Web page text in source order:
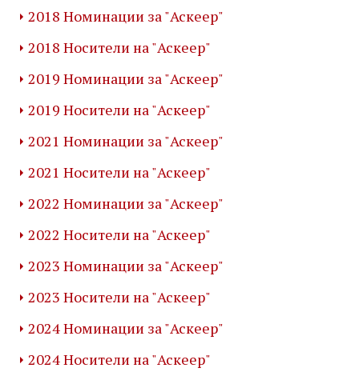
2018 Номинации за "Аскеер"
2018 Носители на "Аскеер"
2019 Номинации за "Аскеер"
2019 Носители на "Аскеер"
2021 Номинации за "Аскеер"
2021 Носители на "Аскеер"
2022 Номинации за "Аскеер"
2022 Носители на "Аскеер"
2023 Номинации за "Аскеер"
2023 Носители на "Аскеер"
2024 Номинации за "Аскеер"
2024 Носители на "Аскеер"